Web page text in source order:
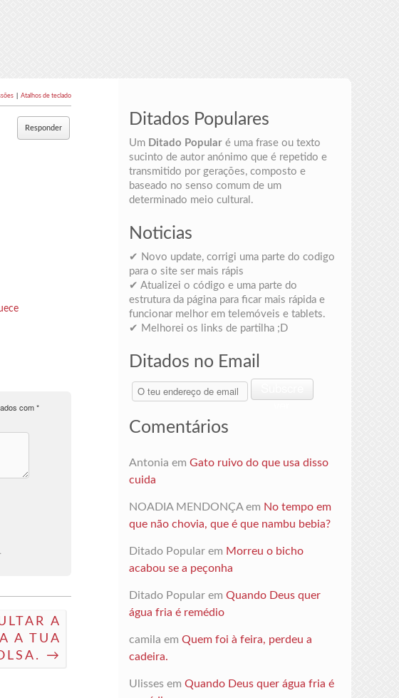
Atalhos de teclado
Responder
com*
A
A TUA
→
Ditados Populares
Um Ditado Popularé uma frase ou texto
sucinto de autor anónimo que é repetido e
transmitido por gerações, composto e
baseado no senso comum de um
determinado meio cultural.
Noticias
✔ Novo update, corrigi uma parte do codigo
para o site ser mais rápis
✔ Atualizei o código e uma parte do
estrutura da página para ficar mais rápida e
funcionar melhor em telemóveis e tablets.
✔ Melhorei os links de partilha ;D
Ditados no Email
O
teu
de
ver
Comentários
Antonia em Gato ruivo do que usa disso
cuida
NOADIA MENDONÇAem No tempo em
que não chovia, que é que nambu bebia?
Ditado Popularem Morreu o bicho
acabou se a peçonha
Ditado Popularem Quando Deus quer
água fria é remédio
camila em Quem foi à feira, perdeu a
cadeira.
Ulissesem Quando Deus quer água fria é